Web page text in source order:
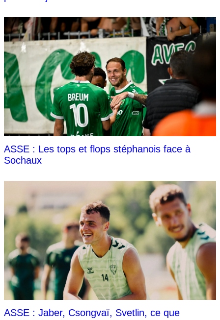
ASSE : Les tops et flops stéphanois face à
Sochaux
ASSE : Jaber, Csongvaï, Svetlin, ce que